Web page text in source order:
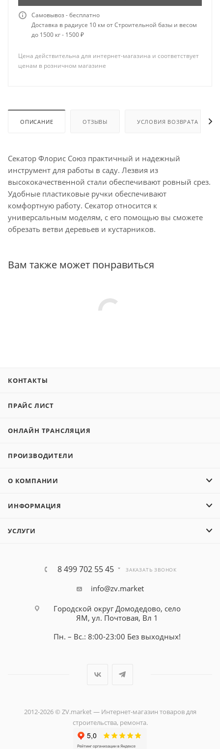
Самовывоз - бесплатно
Доставка в радиусе 10 км от Строительной базы и весом
до 1500 кг - 1500 ₽
Цена действительна для интернет-магазина и соответствует
ценам в розничном магазине
ОПИСАНИЕ ОТЗЫВЫ УСЛОВИЯ ВОЗВРАТА
Секатор Флорис Союз практичный и надежный
инструмент для работы в саду. Лезвия из
высококачественной стали обеспечивают ровный срез.
Удобные пластиковые ручки обеспечивают
комфортную работу. Секатор относится к
универсальным моделям, с его помощью вы сможете
обрезать ветви деревьев и кустарников.
Вам также может понравиться
КОНТАКТЫ
ПРАЙС ЛИСТ
ОНЛАЙН ТРАНСЛЯЦИЯ
ПРОИЗВОДИТЕЛИ
О КОМПАНИИ
ИНФОРМАЦИЯ
УСЛУГИ
8 499 702 55 45 ЗАКАЗАТЬ ЗВОНОК
info@zv.market
Городской округ Домодедово, село
ЯМ, ул. Почтовая, Вл 1
Пн. – Вс.: 8:00-23:00 Без выходных!
2012-2026 © ZV.market — Интернет-магазин товаров для
строительства, ремонта.